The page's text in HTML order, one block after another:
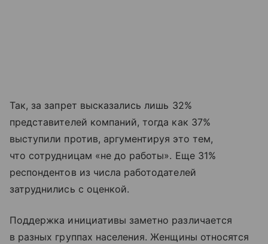
Так, за запрет высказались лишь 32%
представителей компаний, тогда как 37%
выступили против, аргументируя это тем,
что сотрудницам «не до работы». Еще 31%
респондентов из числа работодателей
затруднились с оценкой.
Поддержка инициативы заметно различается
в разных группах населения. Женщины относятся